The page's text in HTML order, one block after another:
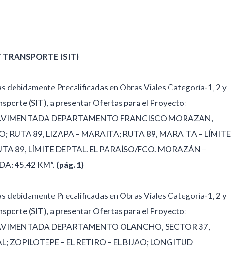
TRANSPORTE (SIT)
debidamente Precalificadas en Obras Viales Categoría-1, 2 y
(SIT), a presentar Ofertas para el Proyecto:
DEPARTAMENTO FRANCISCO MORAZAN,
RUTA 89, LIZAPA – MARAITA; RUTA 89, MARAITA – LÍMITE
89, LÍMITE DEPTAL. EL PARAÍSO/FCO. MORAZÁN –
45.42 KM”. (pág. 1)
debidamente Precalificadas en Obras Viales Categoría-1, 2 y
(SIT), a presentar Ofertas para el Proyecto:
DEPARTAMENTO OLANCHO, SECTOR 37,
ZOPILOTEPE – EL RETIRO – EL BIJAO; LONGITUD